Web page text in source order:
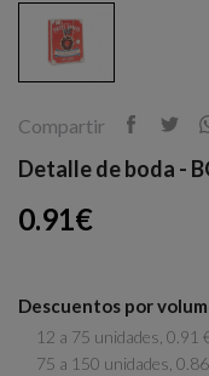
Compartir
Detalle de boda -
0.91€
Descuentos por
12 a 75 unidades, 0.91
75 a 150 unidades,